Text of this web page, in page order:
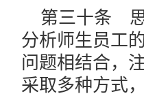
第三十条 思
分析师生员工
问题相结合，
采取多种方式